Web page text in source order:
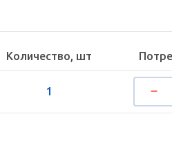
Количество, шт
1